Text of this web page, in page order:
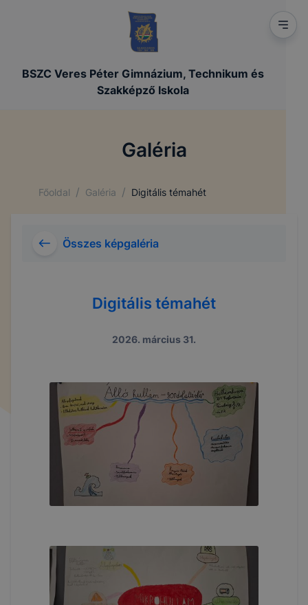
BSZC Veres Péter Gimnázium, Technikum és
Szakképző Iskola
Galéria
Főoldal / Galéria / Digitális témahét
Összes képgaléria
Digitális témahét
2026. március 31.